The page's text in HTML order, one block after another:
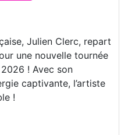
Julien Clerc, repart
une nouvelle tournée
! Avec son
captivante, l’artiste
!